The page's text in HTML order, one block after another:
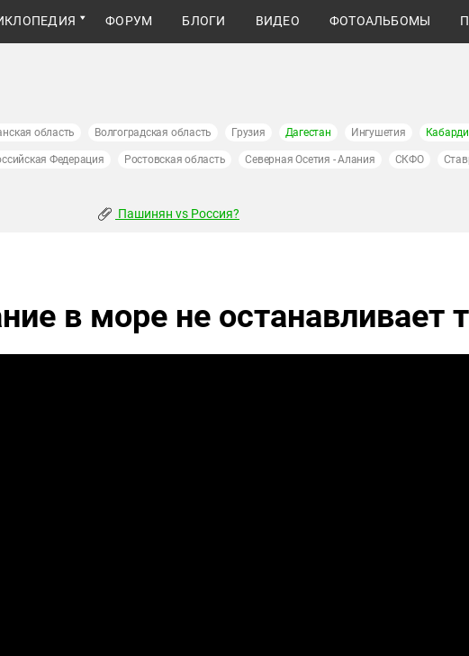
ФОРУМ БЛОГИ ВИДЕО ФОТОАЛЬБОМЫ
область Волгоградская область Грузия Дагестан Ингушетия
Федерация Ростовская область Северная Осетия - Алания СКФО
Пашинян vs Россия?
в море не останавливает